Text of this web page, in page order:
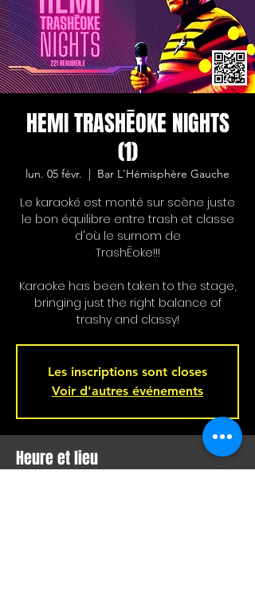
HEMI TRASHĒOKE NIGHTS
(1)
lun. 05 févr. Bar L'Hémisphère Gauche
Le karaoké est monté sur scène juste
le bon équilibre entre trash et classe
d'où le surnom de
TrashĒoke!!!
Karaoke has been taken to the stage,
bringing just the right balance of
trashy and classy!
Les inscriptions sont closes
Voir d'autres événements
Heure et lieu